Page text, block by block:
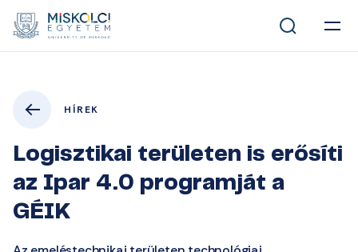
HÍREK
Logisztikai területen is erősíti
az Ipar 4.0 programját a
GÉIK